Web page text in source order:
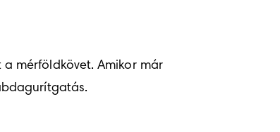
mérföldkövet. Amikor már